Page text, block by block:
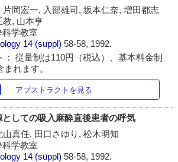
岡宏一, 入部雄司, 坂本仁奈, 増田都志
教, 山本亨
科学教室
14 (suppl)58-58, 1992.
： 従量制は110円（税込）、基本料金制
れます。
アブストラクトを見る
としての吸入麻酔直後患者の呼気
真任, 田口さゆり, 松木明知
学教室
14 (suppl)58-58, 1992.